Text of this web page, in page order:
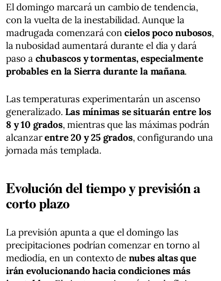
El domingo marcará un cambio de tendencia,
con la vuelta de la inestabilidad. Aunque la
madrugada comenzará concielos poco nubosos,
la nubosidad aumentará durante el día y dará
paso a chubascos y tormentas, especialmente
probables en la Sierra durante la mañana.
Las temperaturas experimentarán un ascenso
generalizado. Las mínimas se situarán entre los
8 y 10 grados, mientras que las máximas podrán
alcanzarentre 20 y 25 grados, configurando una
jornada más templada.
Evolución del tiempo y previsión a
corto plazo
La previsión apunta a que el domingo las
precipitaciones podrían comenzar en torno al
mediodía, en un contexto de nubes altas que
irán evolucionando hacia condiciones más